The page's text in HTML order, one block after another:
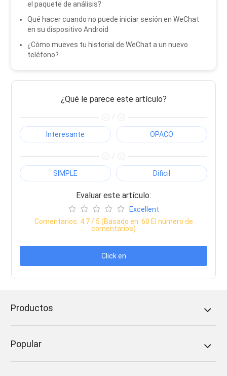
el paquete de análisis?
Qué hacer cuando no puede iniciar sesión en WeChat
en su dispositivo Android
¿Cómo mueves tu historial de WeChat a un nuevo
teléfono?
¿Qué le parece este artículo?
/
Interesante OPACO
/
SIMPLE Dificil
Evaluar este artículo:
Excellent
Comentarios: 4.7/ 5 (Basado en: 60 El número de
comentarios)
Click en
Productos
Popular